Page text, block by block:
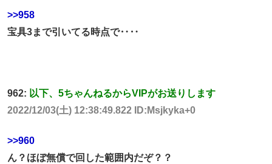
>>958
宝具3まで引いてる時点で‥‥
962: 以下、5ちゃんねるからVIPがお送りします
2022/12/03(土) 12:38:49.822 ID:Msjkyka+0
>>960
ん？ほぼ無償で回した範囲内だぞ？？